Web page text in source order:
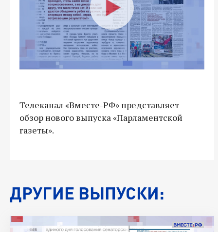
Телеканал «Вместе-РФ» представляет
обзор нового выпуска «Парламентской
газеты».
ДРУГИЕ ВЫПУСКИ: